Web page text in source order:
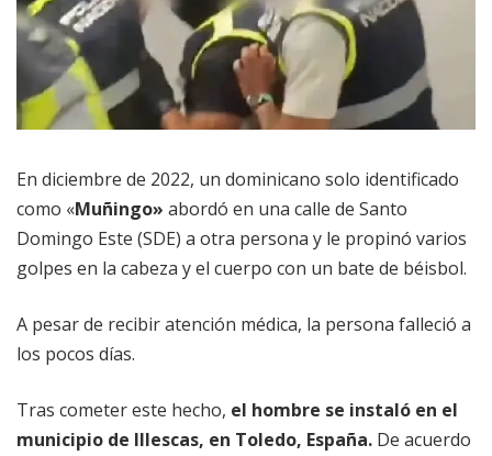
En diciembre de 2022, un dominicano solo identificado
como «Muñingo» abordó en una calle de Santo
Domingo Este (SDE) a otra persona y le propinó varios
golpes en la cabeza y el cuerpo con un bate de béisbol.
A pesar de recibir atención médica, la persona falleció a
los pocos días.
Tras cometer este hecho, el hombre se instaló en el
municipio de Illescas, en Toledo, España. De acuerdo